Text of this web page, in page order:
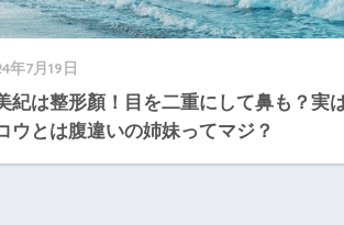
年7月19日
紀は整形顏！目を二重にして鼻も？実
ウとは腹違いの姉妹ってマジ？